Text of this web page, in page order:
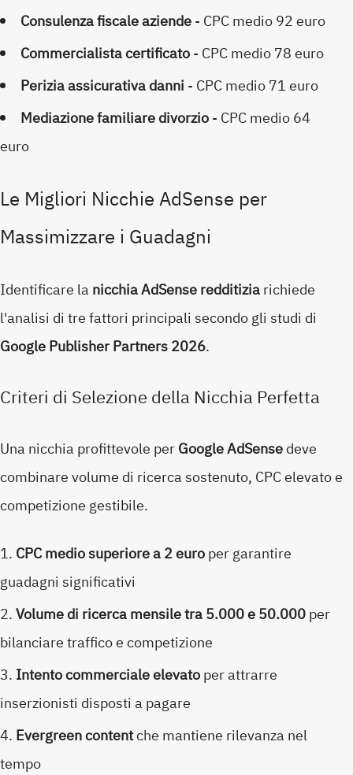
Consulenza fiscale aziende- CPC medio 92 euro
Commercialista certificato- CPC medio 78 euro
Perizia assicurativa danni - CPC medio 71 euro
Mediazione familiare divorzio- CPC medio 64
euro
Le Migliori Nicchie AdSense per
Massimizzare i Guadagni
Identificare la nicchia AdSense redditiziarichiede
l'analisi di tre fattori principali secondo gli studi di
Google Publisher Partners 2026.
Criteri di Selezione della Nicchia Perfetta
Una nicchia profittevole perGoogle AdSensedeve
combinare volume di ricerca sostenuto, CPC elevato e
competizione gestibile.
CPC medio superiore a 2 europer garantire
guadagni significativi
Volume di ricerca mensile tra 5.000 e 50.000per
bilanciare traffico e competizione
Intento commerciale elevatoper attrarre
inserzionisti disposti a pagare
Evergreen contentche mantiene rilevanza nel
tempo